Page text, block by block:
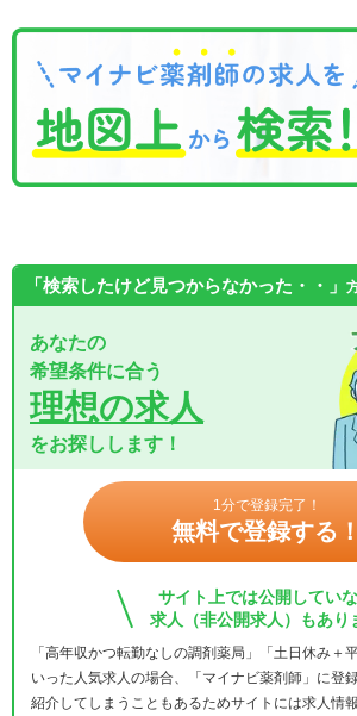
「検索したけど見つからなかった・・」
あなたの
希望条件に合う
理想の求人
をお探しします！
1分で登録完了！
無料で登録する！
サイト上では公開してい
求人（非公開求人）もあり
「高年収かつ転勤なしの調剤薬局」「土日休み＋
いった人気求人の場合、「マイナビ薬剤師」に登
紹介してしまうこともあるためサイトには求人情